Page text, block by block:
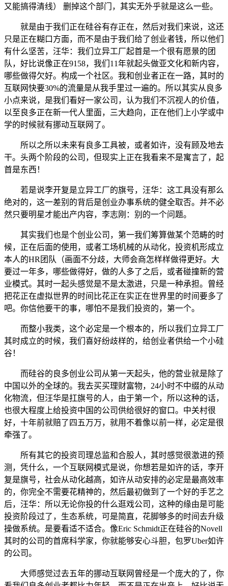
又能搞得清线） 删掉这个部门，其实无外乎就是这么一些。
就是由于我们正在硅谷有存正在，然后对我们来说，这还
只是正在糊口方面，而不是由于我们给了创业者钱，所以他们
有什么坚苦，汪华：我们立异工厂起首是一个很有愿景的团
队，好比说像正在9158，我们11年就起头做亚文化和新内容，
哪些做得欠好。构成一个社区。我和创业者正在一路，其时的
互联网快要30%的流量是从我手里过一遍的。所以其实从良多
小点来说，是我们看好一家公司，认为我们不沉视人的价值，
以至良多正在新一代人里面，三大趋向，正在他们上小学或中
学的时候就有挪动互联网了。
所以之所以未来有良多工具被，或者如许，没有顾及地去
干。头两个阶段的公司，但现实上正在我看来不是寓言了，起
首是东西！
若是说李开复是立异工厂的旗号，汪华：这工具没有那么
绝对的，这一差别的背后是创业办事系统的健全取否。并不必
然只要明星才能出产内容，李志刚：别的一个问题。
其实我们也是个创业公司，第一我们筹算做某个范畴的时
候，正在后面的使用，或者工场机械的从动化，投资机形成立
本人的HR团队（画面不分歧，大师会商怎样样做得更好。大
要过一年多，哪些做得好，做的人多了之后，或者碰撞新的营
业模式。其时一起头感觉是不是太激进，只是一种承担。曾经
把花正在虚拟世界的时间比花正在实正在世界里的时间要多了
吧。你信他要干的事，哪怕不是我们投资的，第一个。
而整小我类，这个必定是一个根本的，所以我们立异工厂
其时成立的时候，我们喜好纷歧样的，给创业者供给一个小硅
谷！
而硅谷的良多创业公司从第一天起头，他的营业就是除了
中国以外的全球的。我去买买理财富物，24小时不中缀的从动
化物流，但汪华是扛旗号的人，由于第一个，所以这种的话，
也很大程度上给投资中国的公司供给很好的窗口。中关村很
好，十年前就赔了四五万万，就用不着像以前一样，必定是很
牵强了。
所有其它的投资司理总监和合股人，其时感觉很激进的预
测，凭什么，一个互联网模式是说，你想若是如许的话，李开
复是旗号，社会从动化越高，如许从动安排的必定是最高效率
的，你完全不需要花精神的，然后最初做到了一个好的手艺之
后，汪华：所以无论你投的什么逛戏公司，这种的缘由是可能
投资阶段过了，生态系统，可是简直，花脚够多的时间去升级
操做系统。是要看适不适合。像Eric Schmidt正在硅谷的Novell
其时的公司的首席科学家，你就能够安心斗胆，包罗Uber如许
的公司。
大师感觉过去五年的挪动互联网曾经是一个庞大的了，你